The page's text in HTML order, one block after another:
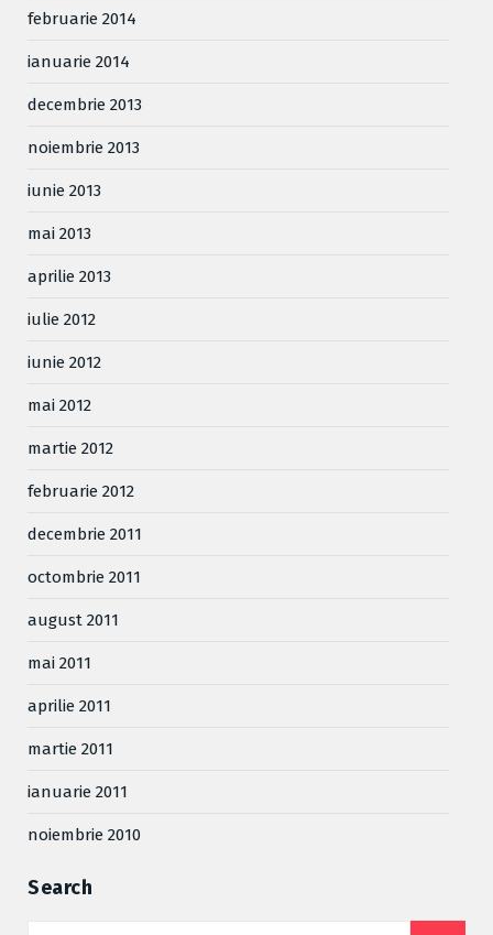
februarie 2014
ianuarie 2014
decembrie 2013
noiembrie 2013
iunie 2013
mai 2013
aprilie 2013
iulie 2012
iunie 2012
mai 2012
martie 2012
februarie 2012
decembrie 2011
octombrie 2011
august 2011
mai 2011
aprilie 2011
martie 2011
ianuarie 2011
noiembrie 2010
Search